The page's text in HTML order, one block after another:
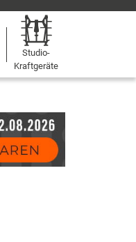
Studio-
Kraftgeräte